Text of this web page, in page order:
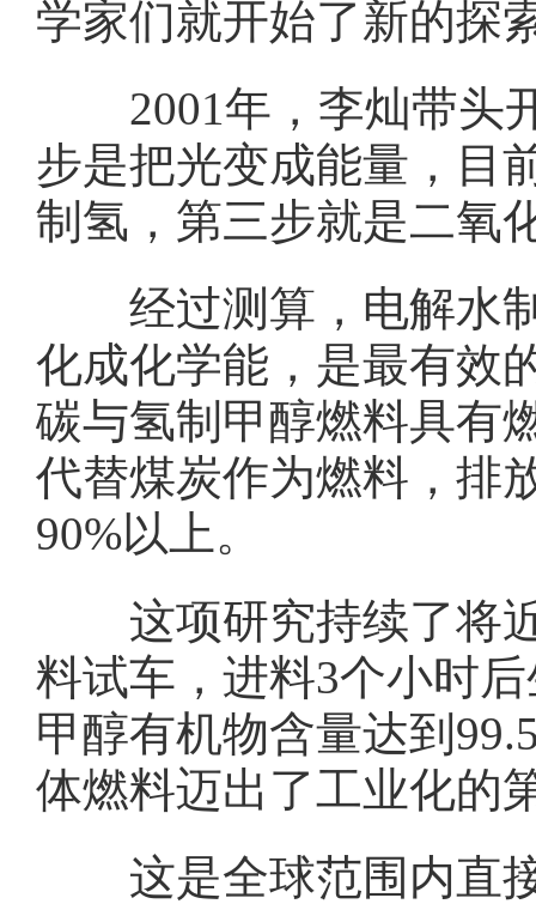
学家们就开始了新的探
2001年，李灿带头开
步是把光变成能量，目
制氢，第三步就是二氧
经过测算，电解水制
化成化学能，是最有效
碳与氢制甲醇燃料具有
代替煤炭作为燃料，排
90%以上。
这项研究持续了将近
料试车，进料3个小时
甲醇有机物含量达到
体燃料迈出了工业化的
这是全球范围内直接